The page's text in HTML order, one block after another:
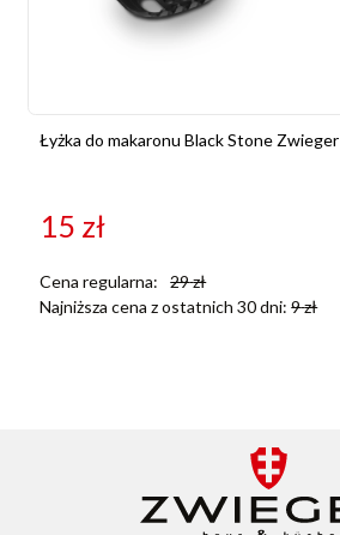
Łyżka do makaronu Black Stone Zwieger
15 zł
Cena regularna: 29zł
Najniższa cena z ostatnich 30 dni:9zł